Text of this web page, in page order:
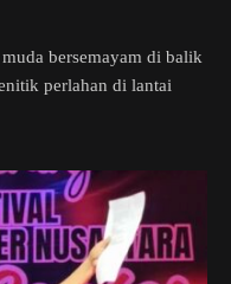
bersemayam di balik
perlahan di lantai